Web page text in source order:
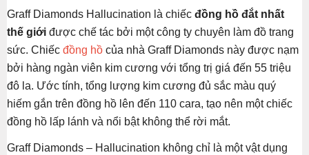
Graff Diamonds Hallucination là chiếc đồng hồ đắt nhất
thế giới được chế tác bởi một công ty chuyên làm đồ trang
sức. Chiếc đồng hồ của nhà Graff Diamonds này được nạm
bởi hàng ngàn viên kim cương với tổng trị giá đến 55 triệu
đô la. Ước tính, tổng lượng kim cương đủ sắc màu quý
hiếm gắn trên đồng hồ lên đến 110 cara, tạo nên một chiếc
đồng hồ lấp lánh và nổi bật không thể rời mắt.
Graff Diamonds – Hallucination không chỉ là một vật dụng